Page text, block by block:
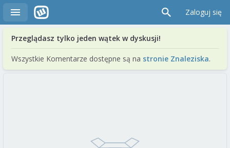
Zaloguj się
Przeglądasz tylko jeden wątek w dyskusji!
Wszystkie Komentarze dostępne są na stronie Znaleziska.